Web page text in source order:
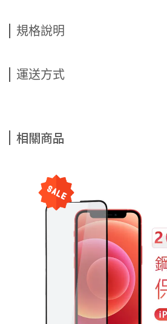
規格說明
運送方式
相關商品